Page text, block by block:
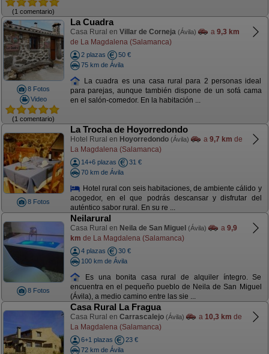
(1 comentario)
8 Fotos
Video
(1 comentario)
La Cuadra
Casa Rural en Villar de Corneja (Ávila) a 9,3 km
de La Magdalena (Salamanca)
2 plazas
50 €
75 km de Ávila
La cuadra es una casa rural para 2 personas ideal
para parejas, aunque también dispone de un sofá cama
en el salón-comedor. En la habitación ...
8 Fotos
La Trocha de Hoyorredondo
Hotel Rural en Hoyorredondo (Ávila) a 9,7 km de
La Magdalena (Salamanca)
14+6 plazas
31 €
70 km de Ávila
Hotel rural con seis habitaciones, de ambiente cálido y
acogedor, en el que podrás descansar y disfrutar del
auténtico sabor rural. En su re ...
8 Fotos
Neilarural
Casa Rural en Neila de San Miguel (Ávila) a 9,9
km de La Magdalena (Salamanca)
4 plazas
30 €
100 km de Ávila
Es una bonita casa rural de alquiler íntegro. Se
encuentra en el pequeño pueblo de Neila de San Miguel
(Ávila), a medio camino entre las sie ...
Casa Rural La Fragua
Casa Rural en Carrascalejo (Ávila) a 10,3 km de
La Magdalena (Salamanca)
6+1 plazas
23 €
72 km de Ávila